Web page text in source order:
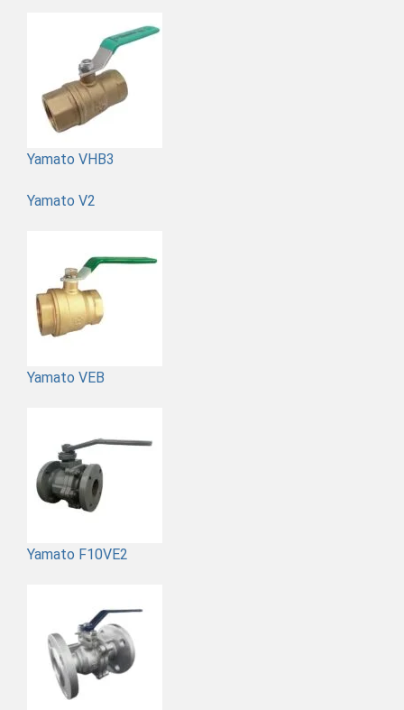
Yamato VHB3
Yamato V2
Yamato VEB
Yamato F10VE2